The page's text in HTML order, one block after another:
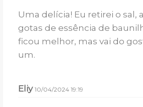
Uma delícia! Eu retirei o sal,
gotas de essência de
ficou melhor, mas vai do
um.
Eliy 10/04/2024 19:19